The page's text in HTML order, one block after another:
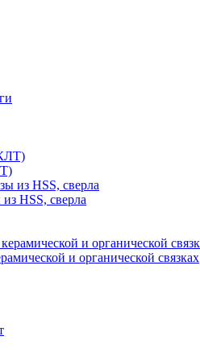
HSS, сверла
и органической связках